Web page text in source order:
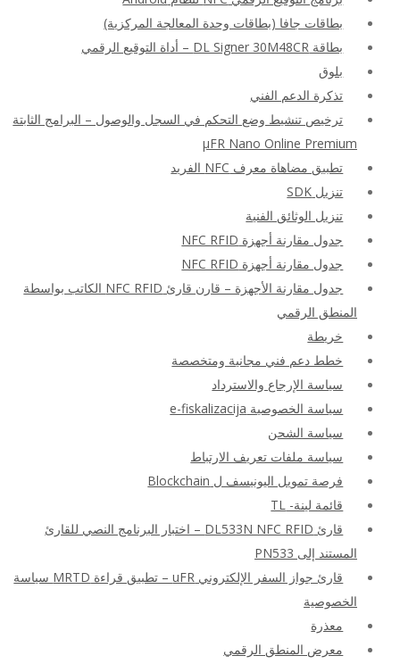
بطاقات جافا (بطاقات وحدة المعالجة المركزية)
بطاقة DL Signer 30M48CR – أداة التوقيع الرقمي
بلوق
تذكرة الدعم الفني
ترخيص تنشيط وضع التحكم في السجل والوصول – البرامج الثابتة
μFR Nano Online Premium
تطبيق مضاهاة معرف NFC الفريد
تنزيل SDK
تنزيل الوثائق الفنية
جدول مقارنة أجهزة NFC RFID
جدول مقارنة أجهزة NFC RFID
جدول مقارنة الأجهزة – قارن قارئ NFC RFID الكاتب بواسطة
المنطق الرقمي
خريطة
خطط دعم فني مجانية ومتخصصة
سياسة الإرجاع والاسترداد
سياسة الخصوصية e-fiskalizacija
سياسة الشحن
سياسة ملفات تعريف الارتباط
فرصة تمويل اليونيسف ل Blockchain
قائمة لينة- TL
قارئ DL533N NFC RFID – اختبار البرنامج النصي للقارئ
المستند إلى PN533
قارئ جواز السفر الإلكتروني uFR – تطبيق قراءة MRTD سياسة
الخصوصية
معذرة
معرض المنطق الرقمي